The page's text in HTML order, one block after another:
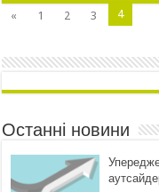
« 1 2 3 4
Останні новини